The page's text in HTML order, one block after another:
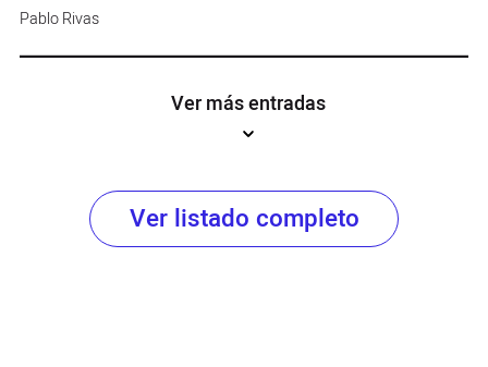
Pablo Rivas
Ver más entradas
Ver listado completo